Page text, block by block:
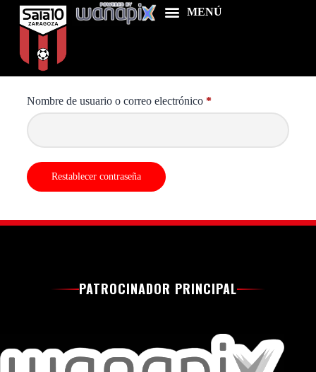
Home
News
Contacts
¿Perdiste tu contraseña? Por favor, introduce tu nombre de
usuario o correo electrónico. Recibirás un enlace para crear
una contraseña nueva por correo electrónico.
Nombre de usuario o correo electrónico *
Restablecer contraseña
PATROCINADOR PRINCIPAL